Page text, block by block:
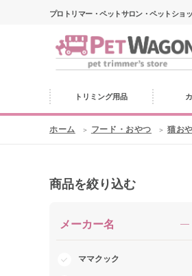
プロトリマー・ペットサロン・ペットショ
トリミング用品
ホーム フード・おやつ 猫お
商品を絞り込む
メーカー名
ママクック